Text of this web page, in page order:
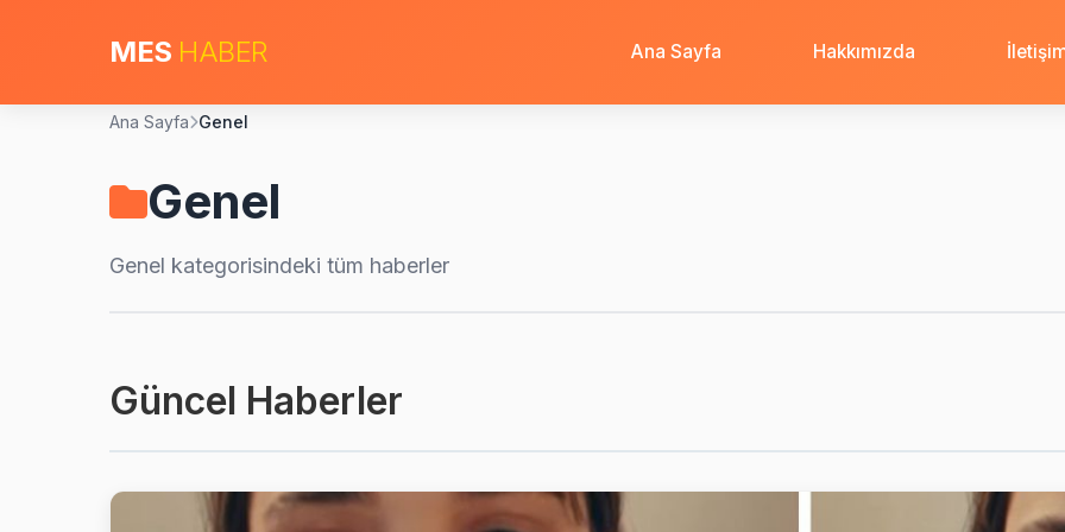
MES HABER Ana Sayfa Hakkımızda
Ana Sayfa Genel
Genel
Genel kategorisindeki tüm haberler
Güncel Haberler